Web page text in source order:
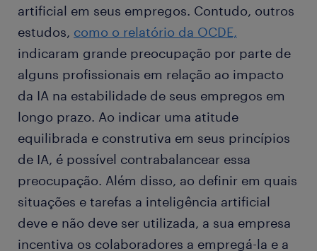
artificial em seus empregos. Contudo, outros
estudos, como o relatório da OCDE,
indicaram grande preocupação por parte de
alguns profissionais em relação ao impacto
da IA na estabilidade de seus empregos em
longo prazo. Ao indicar uma atitude
equilibrada e construtiva em seus princípios
de IA, é possível contrabalancear essa
preocupação. Além disso, ao definir em quais
situações e tarefas a inteligência artificial
deve e não deve ser utilizada, a sua empresa
incentiva os colaboradores a empregá-la e a